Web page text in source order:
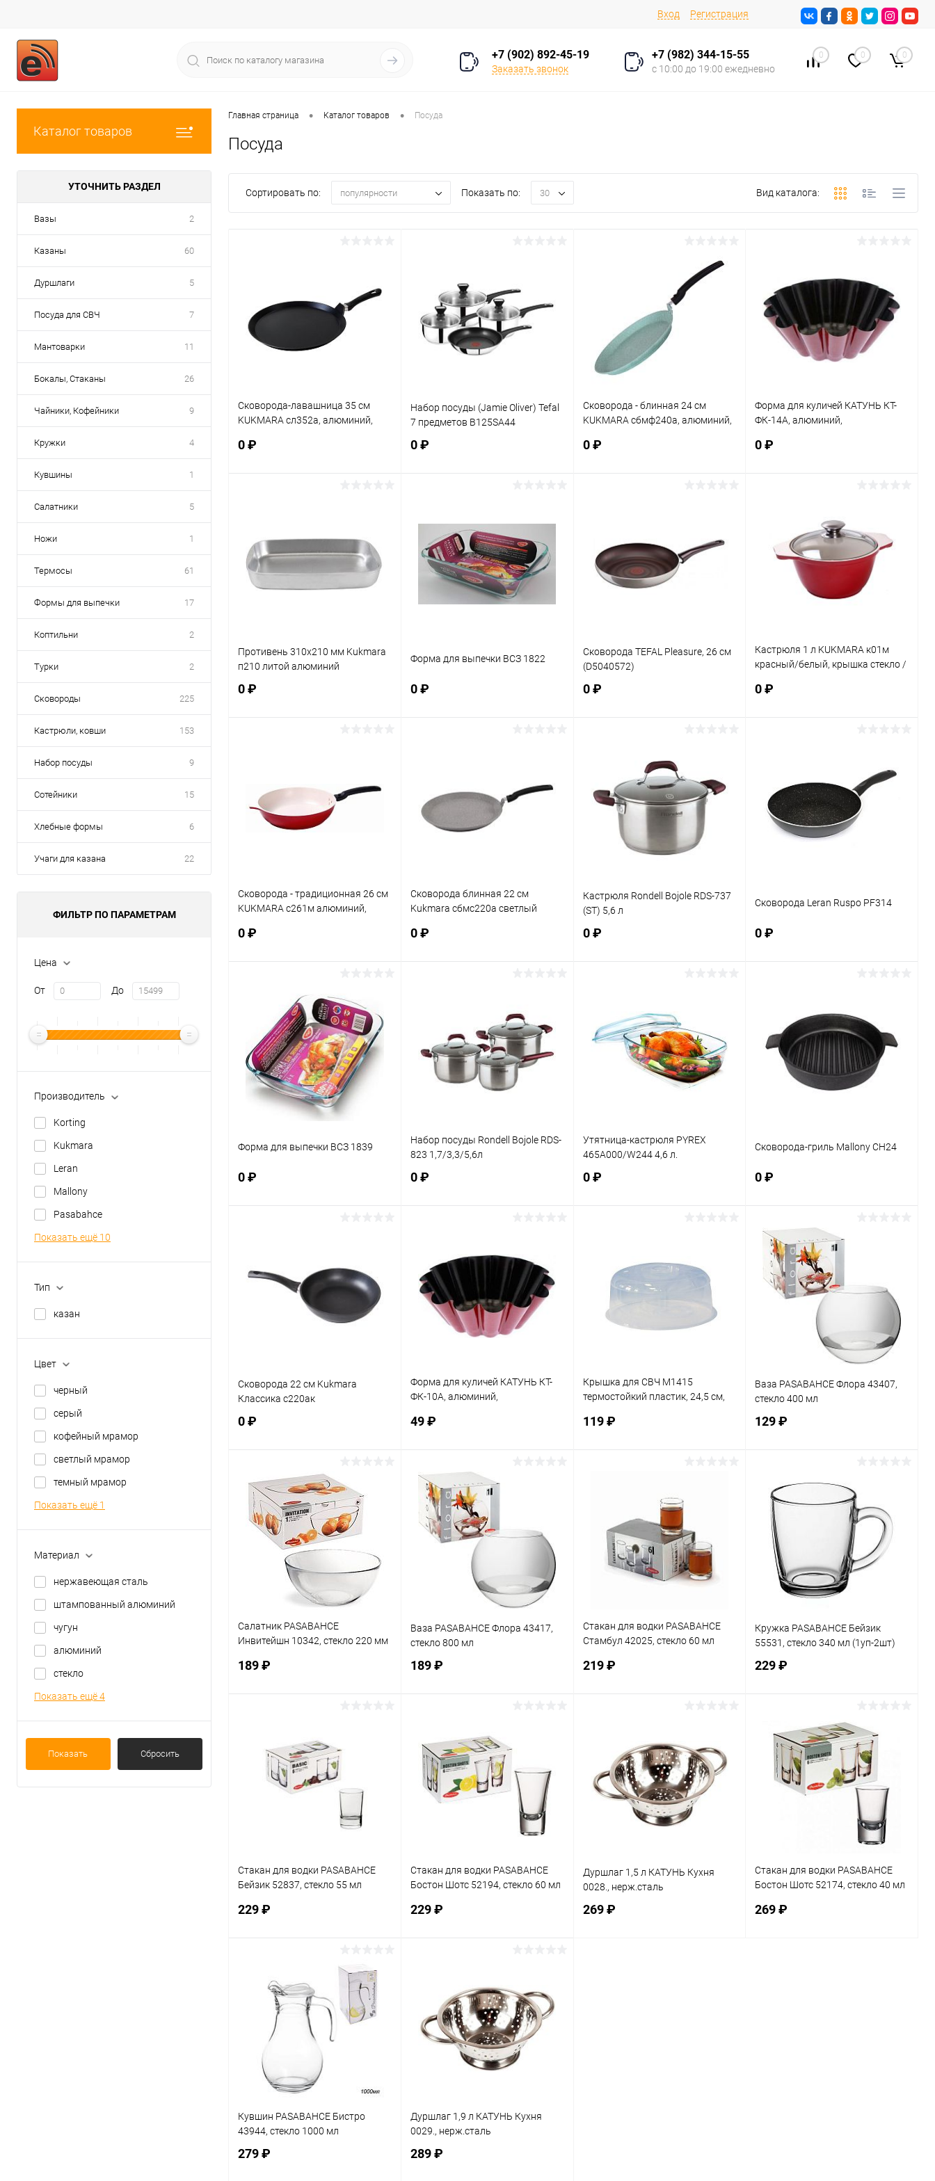
Вход Регистрация
+7 (902) 892-45-19
Заказать звонок
+7 (982) 344-15-55
с 10:00 до 19:00 ежедневно
0 0 0
Каталог товаров
УТОЧНИТЬ РАЗДЕЛ
Вазы 2
Казаны 60
Дуршлаги 5
Посуда для СВЧ 7
Мантоварки 11
Бокалы, Стаканы 26
Чайники, Кофейники 9
Кружки 4
Кувшины 1
Салатники 5
Ножи 1
Термосы 61
Формы для выпечки 17
Коптильни 2
Турки 2
Сковороды 225
Кастрюли, ковши 153
Набор посуды 9
Сотейники 15
Хлебные формы 6
Учаги для казана 22
ФИЛЬТР ПО ПАРАМЕТРАМ
Цена
От До
Производитель
Korting
Kukmara
Leran
Mallony
Pasabahce
Показать ещё 10
Тип
казан
Цвет
черный
серый
кофейный мрамор
светлый мрамор
темный мрамор
Показать ещё 1
Материал
нержавеющая сталь
штампованный алюминий
чугун
алюминий
стекло
Показать ещё 4
Показать Сбросить
Главная страница • Каталог товаров • Посуда
Посуда
Сортировать по: популярности Показать по: 30 Вид каталога:
Сковорода-лавашница 35 см
KUKMARA сл352а, алюминий,
0 ₽
Купить в 1 клик К сравнению
В избранное В наличии
Набор посуды (Jamie Oliver) Tefal
7 предметов B125SA44
0 ₽
Купить в 1 клик К сравнению
В избранное В наличии
Сковорода - блинная 24 см
KUKMARA сбмф240а, алюминий,
мрамор
0 ₽
К сравнению
В избранное В наличии
Форма для куличей КАТУНЬ КТ-
ФК-14А, алюминий,
цветной
0 ₽
Купить в 1 клик К сравнению
В избранное В наличии
Противень 310х210 мм Kukmara
п210 литой алюминий
0 ₽
К сравнению
В избранное В наличии
Форма для выпечки ВСЗ 1822
0 ₽
К сравнению
В избранное В наличии
Сковорода TEFAL Pleasure, 26 см
(D5040572)
0 ₽
Купить в 1 клик К сравнению
В избранное В наличии
Кастрюля 1 л KUKMARA к01м
красный/белый, крышка стекло /
0 ₽
Купить в 1 клик К сравнению
В избранное В наличии
Сковорода - традиционная 26 см
KUKMARA с261м алюминий,
красный
0 ₽
Купить в 1 клик К сравнению
В избранное В наличии
Сковорода блинная 22 см
Kukmara сбмс220а светлый
0 ₽
Купить в 1 клик К сравнению
В избранное В наличии
Кастрюля Rondell Bojole RDS-737
(ST) 5,6 л
0 ₽
Купить в 1 клик К сравнению
В избранное В наличии
Сковорода Leran Ruspo PF314
0 ₽
Купить в 1 клик К сравнению
В избранное В наличии
Форма для выпечки ВСЗ 1839
0 ₽
Купить в 1 клик К сравнению
В избранное В наличии
Набор посуды Rondell Bojole RDS-
823 1,7/3,3/5,6л
0 ₽
Купить в 1 клик К сравнению
В избранное В наличии
Утятница-кастрюля PYREX
465A000/W244 4,6 л.
0 ₽
Купить в 1 клик К сравнению
В избранное В наличии
Сковорода-гриль Mallony CH24
0 ₽
В корзину
Купить в 1 клик
В избранное В наличии
Сковорода 22 см Kukmara
Классика с220ак
0 ₽
В корзину
Купить в 1 клик К сравнению
В избранное В наличии
Форма для куличей КАТУНЬ КТ-
ФК-10А, алюминий,
цветной
49 ₽
В корзину
Купить в 1 клик
В избранное В наличии
Крышка для СВЧ М1415
термостойкий пластик, 24,5 см,
119 ₽
Купить в 1 клик К сравнению
В избранное В наличии
Ваза PASABAHCE Флора 43407,
стекло 400 мл
129 ₽
Купить в 1 клик К сравнению
В избранное В наличии
Салатник PASABAHCE
Инвитейшн 10342, стекло 220 мм
189 ₽
Купить в 1 клик К сравнению
В избранное В наличии
Ваза PASABAHCE Флора 43417,
стекло 800 мл
189 ₽
Купить в 1 клик
В избранное В наличии
Стакан для водки PASABAHCE
Стамбул 42025, стекло 60 мл
219 ₽
Купить в 1 клик К сравнению
В избранное В наличии
Кружка PASABAHCE Бейзик
55531, стекло 340 мл (1уп-2шт)
229 ₽
В корзину
Купить в 1 клик К сравнению
В избранное В наличии
Стакан для водки PASABAHCE
Бейзик 52837, стекло 55 мл
229 ₽
В корзину
Купить в 1 клик К сравнению
В избранное В наличии
Стакан для водки PASABAHCE
Бостон Шотс 52194, стекло 60 мл
229 ₽
Купить в 1 клик К сравнению
В избранное В наличии
Дуршлаг 1,5 л КАТУНЬ Кухня
0028., нерж.сталь
269 ₽
Стакан для водки PASABAHCE
Бостон Шотс 52174, стекло 40 мл
269 ₽
Кувшин PASABAHCE Бистро
43944, стекло 1000 мл
279 ₽
Дуршлаг 1,9 л КАТУНЬ Кухня
0029., нерж.сталь
289 ₽